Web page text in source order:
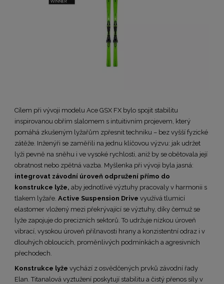
Cílem při vývoji modelu Ace GSX FX bylo spojit stabilitu
inspirovanou obřím slalomem s intuitivním projevem, který
pomáhá zkušeným lyžařům zpřesnit techniku – bez vyšší fyzické
zátěže. Inženýři se zaměřili na jednu klíčovou výzvu: jak udržet
lyži pevně na sněhu i ve vysoké rychlosti, aniž by se obětovala její
obratnost nebo zpětná vazba. Myšlenka při vývoji byla jasná:
integrovat závodní úroveň odpružení přímo do
konstrukce lyže, aby jednotlivé výztuhy pracovaly v harmonii s
tlakem lyžaře.Active Suspension Drive využívá tlumicí
elastomer vložený mezi překrývající se výztuhy, díky čemuž se
lyže zapojuje do precizních sektorů. To udržuje nízkou úroveň
vibrací, vysokou úroveň přilnavosti hrany a konzistentní odraz i v
dlouhých obloucích, proměnlivých podmínkách a agresivních
přechodech.
Konstrukce lyže vychází z osvědčených prvků závodní řady
Elan. Titanalová vyztužení poskytují stabilitu a čistý přenos síly v